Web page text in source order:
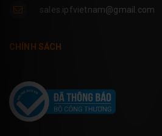
sales.ipfvietnam@gmail.com
CHÍNH SÁCH